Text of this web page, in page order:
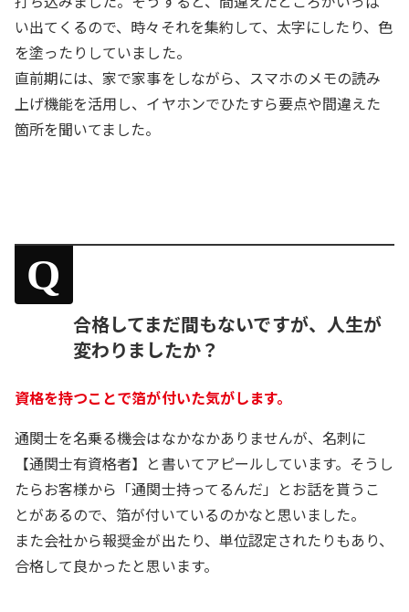
い出てくるので、時々それを集約して、太字にしたり、色
を塗ったりしていました。
直前期には、家で家事をしながら、スマホのメモの読み
上げ機能を活用し、イヤホンでひたすら要点や間違えた
箇所を聞いてました。
Q
合格してまだ間もないですが、人生が
変わりましたか？
資格を持つことで箔が付いた気がします。
通関士を名乗る機会はなかなかありませんが、名刺に
【通関士有資格者】と書いてアピールしています。そうし
たらお客様から「通関士持ってるんだ」とお話を貰うこ
とがあるので、箔が付いているのかなと思いました。
また会社から報奨金が出たり、単位認定されたりもあり、
合格して良かったと思います。